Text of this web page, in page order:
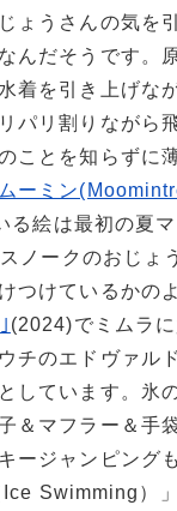
ょうさんの気を
んだそうです。
着を引き上げな
パリ割りながら
ことを知らずに
ムーミン
る絵は最初の夏
ノークのおじょ
つけているかの
(2024)でミムラ
チのエドヴァル
しています。氷
＆マフラー＆手
ージャンピング
Swimming）